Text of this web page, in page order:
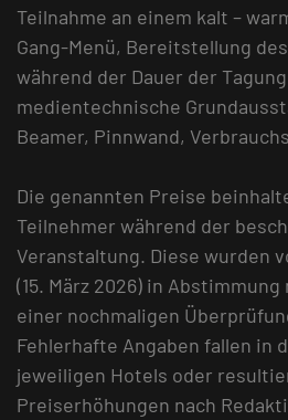
Teilnahme an einem kalt –
Gang-Menü, Bereitstellung
während der Dauer der
medientechnische
Beamer, Pinnwand,
Die genannten Preise
Teilnehmer während der
Veranstaltung. Diese wurden
(15. März 2026) in
einer nochmaligen
Fehlerhafte Angaben fallen in
jeweiligen Hotels oder
Preiserhöhungen nach